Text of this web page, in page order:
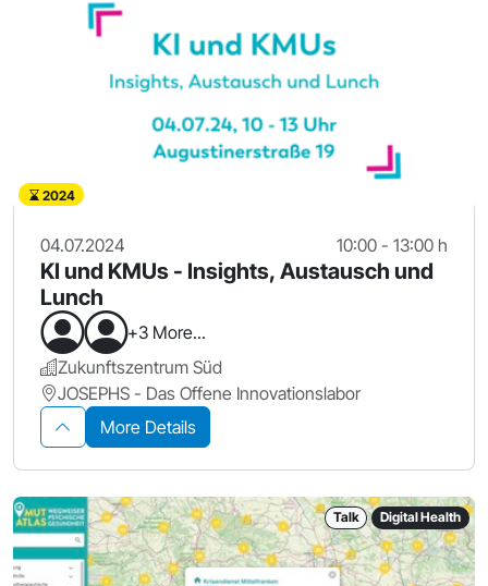
2024
04.07.2024 10:00 - 13:00 h
KI und KMUs - Insights, Austausch und
Lunch
+3 More...
Zukunftszentrum Süd
JOSEPHS - Das Offene Innovationslabor
More Details
Talk Digital Health